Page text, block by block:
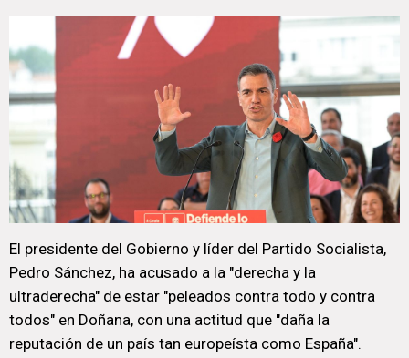
El presidente del Gobierno y líder del Partido Socialista,
Pedro Sánchez, ha acusado a la "derecha y la
ultraderecha" de estar "peleados contra todo y contra
todos" en Doñana, con una actitud que "daña la
reputación de un país tan europeísta como España".